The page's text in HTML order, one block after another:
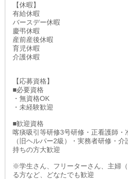
【休暇】
有給休暇
バースデー休暇
慶弔休暇
産前産後休暇
育児休暇
介護休暇
【応募資格】
■必要資格
・無資格OK
・未経験歓迎
■歓迎資格
喀痰吸引等研修3号研修・正看護師・
（旧ヘルパー2級）・実務者研修・
持ちの方大歓迎
※学生さん、フリーターさん、主婦
る方など、どなたでも歓迎